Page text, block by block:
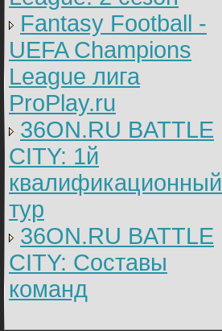
Fantasy Football -
UEFA Champions
League лига
ProPlay.ru
36ON.RU BATTLE
CITY: 1й
квалификационный
тур
36ON.RU BATTLE
CITY: Составы
команд